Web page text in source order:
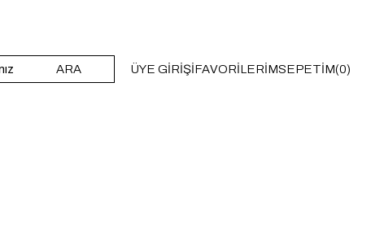
ARA ÜYE GIRIŞIFAVORILERIMSEPETIM 0